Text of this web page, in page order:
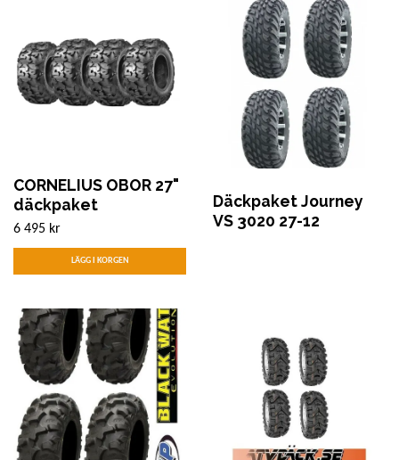
CORNELIUS OBOR 27"
däckpaket
6 495 kr
Däckpaket Journey
VS 3020 27-12